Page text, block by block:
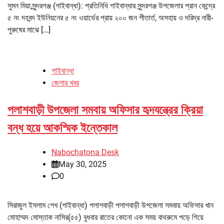
সুমন মিয়া,সুন্দরগঞ্জ (গাইবান্ধা): প্রতিনিধি গাইবান্ধার সুন্দরগঞ্জ উপজেলার প্রান কেন্দ্রে
৫ নং দহবন্দ ইউনিয়নের ৫ নং ওয়ার্ডের প্রায় ২০০ জন শীতার্ত, অসহায় ও দরিদ্র নারী-
পুরুষের মাঝে […]
গাইবান্ধা
জেলার খবর
পলাশবাড়ী উপজেলা সমবায় অফিসার হৃদযন্ত্রের ক্রিয়া
বন্ধ হয়ে আকস্মিক ইন্তেকাল
Nabochatona Desk
May 30, 2025
0
সিরাজুল ইসলাম শেখ (গাইবান্ধা) পলাশবাড়ী পলাশবাড়ী উপজেলা সমবায় অফিসার খান
মোহাম্মদ মোস্তাক নাসির(৫৫) বুধবার রাতের কোনো এক সময় বাথরুমে পড়ে গিয়ে